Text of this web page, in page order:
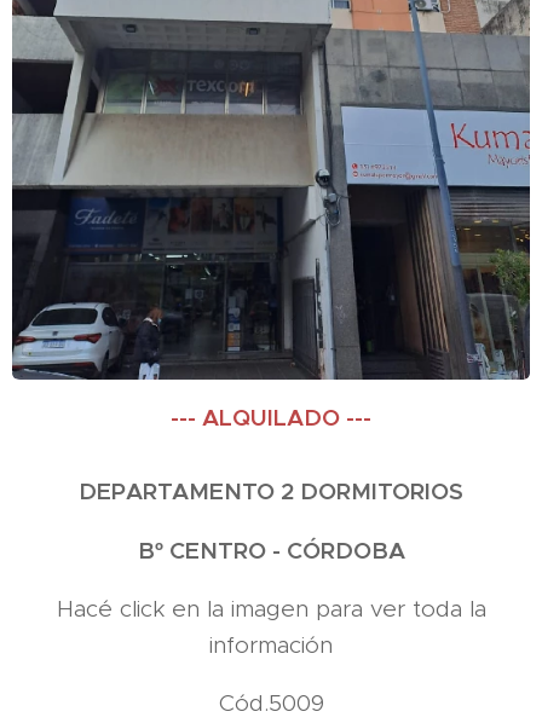
--- ALQUILADO ---
DEPARTAMENTO 2 DORMITORIOS
Bº CENTRO - CÓRDOBA
Hacé click en la imagen para ver toda la
información
Cód.5009